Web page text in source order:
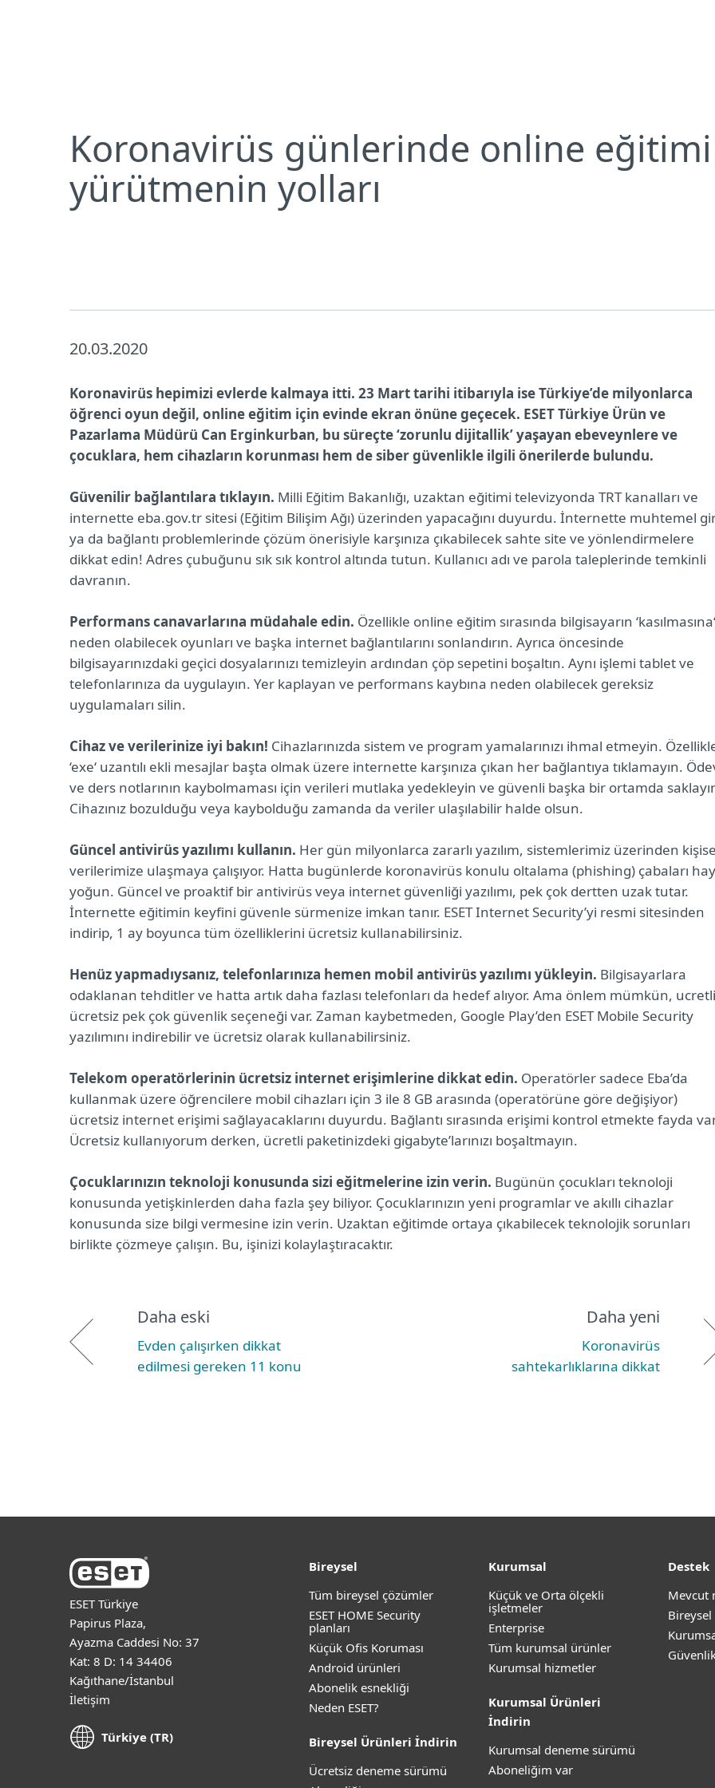
Koronavirüs günlerinde online
yürütmenin yolları
20.03.2020
Koronavirüs hepimizi evlerde kalmaya itti. 23 Mart tarihi itibarıyla ise Türkiye’de milyonlarca
öğrenci oyun değil, online eğitim için evinde ekran önüne geçecek. ESET Türkiye Ürün ve
Pazarlama Müdürü Can Erginkurban, bu süreçte ‘zorunlu dijitallik’ yaşayan ebeveynlere ve
çocuklara, hem cihazların korunması hem de siber güvenlikle ilgili önerilerde bulundu.
Güvenilir bağlantılara tıklayın. Milli Eğitim Bakanlığı, uzaktan eğitimi televizyonda TRT kanalları ve
internette eba.gov.tr sitesi (Eğitim Bilişim Ağı) üzerinden yapacağını duyurdu. İnternette muhtemel
ya da bağlantı problemlerinde çözüm önerisiyle karşınıza çıkabilecek sahte site ve yönlendirmelere
dikkat edin! Adres çubuğunu sık sık kontrol altında tutun. Kullanıcı adı ve parola taleplerinde temkinli
davranın.
Performans canavarlarına müdahale edin. Özellikle online eğitim sırasında bilgisayarın ‘kasılmasına‘
neden olabilecek oyunları ve başka internet bağlantılarını sonlandırın. Ayrıca öncesinde
bilgisayarınızdaki geçici dosyalarınızı temizleyin ardından çöp sepetini boşaltın. Aynı işlemi tablet ve
telefonlarınıza da uygulayın. Yer kaplayan ve performans kaybına neden olabilecek gereksiz
uygulamaları silin.
Cihaz ve verilerinize iyi bakın! Cihazlarınızda sistem ve program yamalarınızı ihmal etmeyin.
‘exe‘ uzantılı ekli mesajlar başta olmak üzere internette karşınıza çıkan her bağlantıya tıklamayın.
ve ders notlarının kaybolmaması için verileri mutlaka yedekleyin ve güvenli başka bir ortamda
Cihazınız bozulduğu veya kaybolduğu zamanda da veriler ulaşılabilir halde olsun.
Güncel antivirüs yazılımı kullanın. Her gün milyonlarca zararlı yazılım, sistemlerimiz üzerinden
verilerimize ulaşmaya çalışıyor. Hatta bugünlerde koronavirüs konulu oltalama (phishing) çabaları
yoğun. Güncel ve proaktif bir antivirüs veya internet güvenliği yazılımı, pek çok dertten uzak tutar.
İnternette eğitimin keyfini güvenle sürmenize imkan tanır. ESET Internet Security’yi resmi sitesinden
indirip, 1 ay boyunca tüm özelliklerini ücretsiz kullanabilirsiniz.
Henüz yapmadıysanız, telefonlarınıza hemen mobil antivirüs yazılımı yükleyin. Bilgisayarlara
odaklanan tehditler ve hatta artık daha fazlası telefonları da hedef alıyor. Ama önlem mümkün,
ücretsiz pek çok güvenlik seçeneği var. Zaman kaybetmeden, Google Play’den ESET Mobile Security
yazılımını indirebilir ve ücretsiz olarak kullanabilirsiniz.
Telekom operatörlerinin ücretsiz internet erişimlerine dikkat edin. Operatörler sadece Eba’da
kullanmak üzere öğrencilere mobil cihazları için 3 ile 8 GB arasında (operatörüne göre değişiyor)
ücretsiz internet erişimi sağlayacaklarını duyurdu. Bağlantı sırasında erişimi kontrol etmekte fayda
Ücretsiz kullanıyorum derken, ücretli paketinizdeki gigabyte’larınızı boşaltmayın.
Çocuklarınızın teknoloji konusunda sizi eğitmelerine izin verin. Bugünün çocukları teknoloji
konusunda yetişkinlerden daha fazla şey biliyor. Çocuklarınızın yeni programlar ve akıllı cihazlar
konusunda size bilgi vermesine izin verin. Uzaktan eğitimde ortaya çıkabilecek teknolojik sorunları
birlikte çözmeye çalışın. Bu, işinizi kolaylaştıracaktır.
Daha eski
Evden çalışırken dikkat
edilmesi gereken 11 konu
Daha yeni
Koronavirüs
sahtekarlıklarına dikkat
ESET Türkiye
Papirus Plaza,
Ayazma Caddesi No: 37
Kat: 8 D: 14 34406
Kağıthane/İstanbul
İletişim
Türkiye (TR)
Bireysel
Tüm bireysel çözümler
ESET HOME Security
planları
Küçük Ofis Koruması
Android ürünleri
Abonelik esnekliği
Neden ESET?
Bireysel Ürünleri İndirin
Ücretsiz deneme sürümü
Kurumsal
Küçük ve Orta ölçekli
işletmeler
Enterprise
Tüm kurumsal ürünler
Kurumsal hizmetler
Kurumsal Ürünleri
İndirin
Kurumsal deneme sürümü
Aboneliğim var
Destek
Mevcut